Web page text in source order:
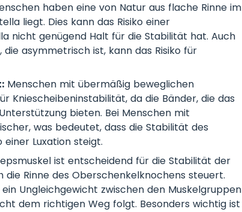
haben eine von Natur aus flache Rinne im
liegt. Dies kann das Risiko einer
nicht genügend Halt für die Stabilität hat. Auch
asymmetrisch ist, kann das Risiko für
Menschen mit übermäßig beweglichen
Kniescheibeninstabilität, da die Bänder, die das
bieten. Bei Menschen mit
was bedeutet, dass die Stabilität des
einer Luxation steigt.
ist entscheidend für die Stabilität der
Rinne des Oberschenkelknochens steuert.
Ungleichgewicht zwischen den Muskelgruppen
dem richtigen Weg folgt. Besonders wichtig ist